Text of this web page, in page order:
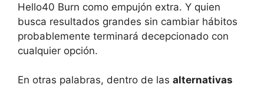
Hello40 Burn como empujón extra. Y quien
busca resultados grandes sin cambiar hábitos
probablemente terminará decepcionado con
cualquier opción.
En otras palabras, dentro de las alternativas